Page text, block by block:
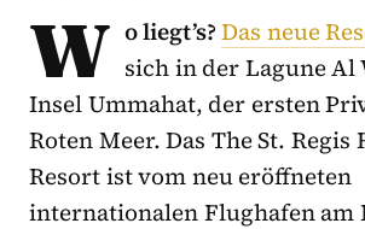
W o liegt’s? Das neue
sich in der Lagune Al
Insel Ummahat, der ersten
Roten Meer. Das The St. Regis
Resort ist vom neu eröffneten
internationalen Flughafen am